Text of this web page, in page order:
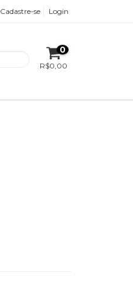
Cadastre-se Login
0
R$0,00